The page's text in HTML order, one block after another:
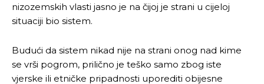
nizozemskih vlasti jasno je na čijoj je strani u cijeloj
situaciji bio sistem.
Budući da sistem nikad nije na strani onog nad kime
se vrši pogrom, prilično je teško samo zbog iste
vjerske ili etničke pripadnosti uporediti obijesne